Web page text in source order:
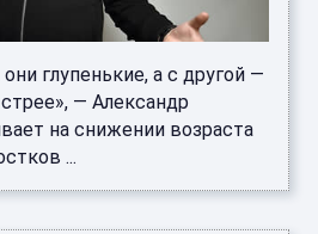
глупенькие, а с другой —
— Александр
на снижении возраста
...